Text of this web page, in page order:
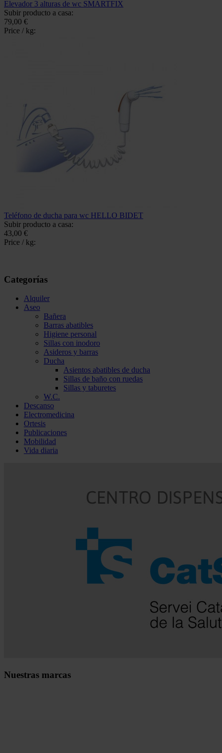
Elevador 3 alturas de wc SMARTFIX
Subir producto a casa:
79,00 €
Price / kg:
Teléfono de ducha para wc HELLO BIDET
Subir producto a casa:
43,00 €
Price / kg:
Categorías
Alquiler
Aseo
Bañera
Barras abatibles
Higiene personal
Sillas con inodoro
Asideros y barras
Ducha
Asientos abatibles de ducha
Sillas de baño con ruedas
Sillas y taburetes
W.C.
Descanso
Electromedicina
Ortesis
Publicaciones
Mobilidad
Vida diaria
Nuestras marcas